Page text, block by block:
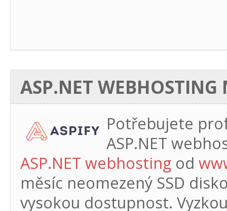
ASP.NET WEBHOSTING
Potřebujete
ASP.NET
ASP.NET webhosting od
měsíc neomezený SSD
vysokou dostupnost.